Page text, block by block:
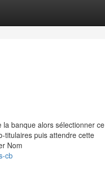
banque alors sélectionner ce
titulaires puis attendre cette
Nom
cb